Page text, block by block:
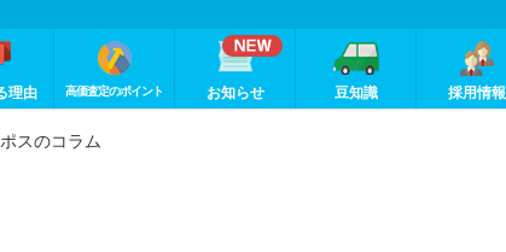
理由 高価査定のポイント お知らせ 豆知識 採用情報
スのコラム